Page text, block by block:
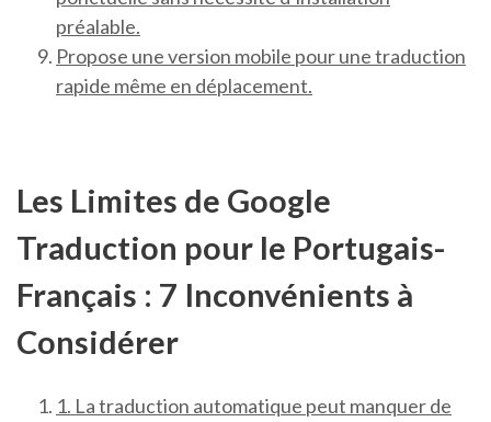
préalable.
Propose une version mobile pour une traduction
rapide même en déplacement.
Les Limites de Google
Traduction pour le Portugais-
Français : 7 Inconvénients à
Considérer
1. La traduction automatique peut manquer de